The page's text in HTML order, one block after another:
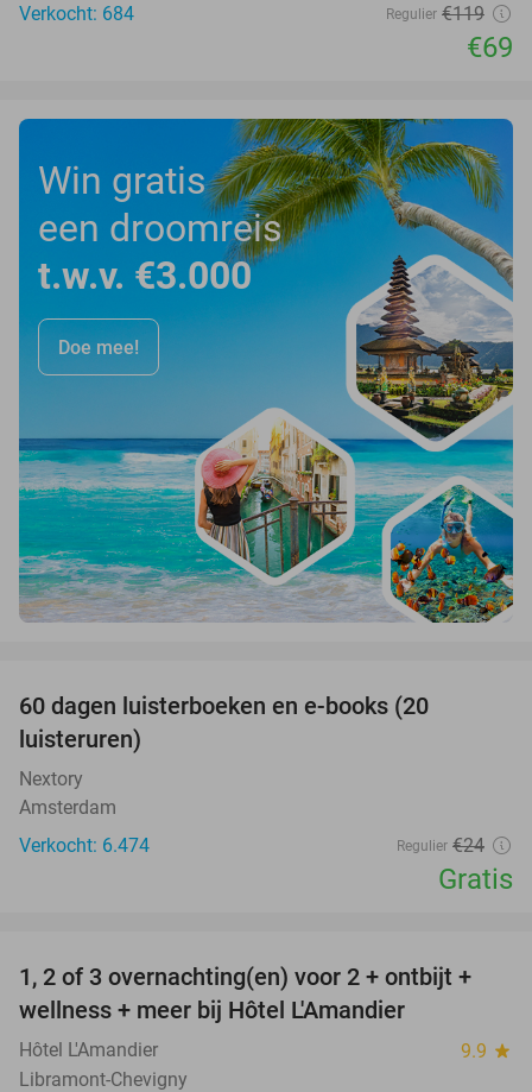
Verkocht: 684
Regulier €119
€69
Win gratis
een droomreis
t.w.v. €3.000
Doe mee!
60 dagen luisterboeken en e-books (20
luisteruren)
Nextory
Amsterdam
Verkocht: 6.474
Regulier €24
Gratis
32%
TODAY
1, 2 of 3 overnachting(en) voor 2 + ontbijt +
wellness + meer bij Hôtel L'Amandier
Hôtel L'Amandier 9.9 star
Libramont-Chevigny